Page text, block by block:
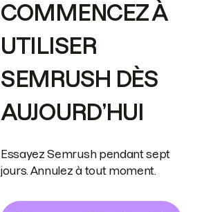
COMMENCEZ À
UTILISER
SEMRUSH DÈS
AUJOURD’HUI
Essayez Semrush pendant sept
jours. Annulez à tout moment.